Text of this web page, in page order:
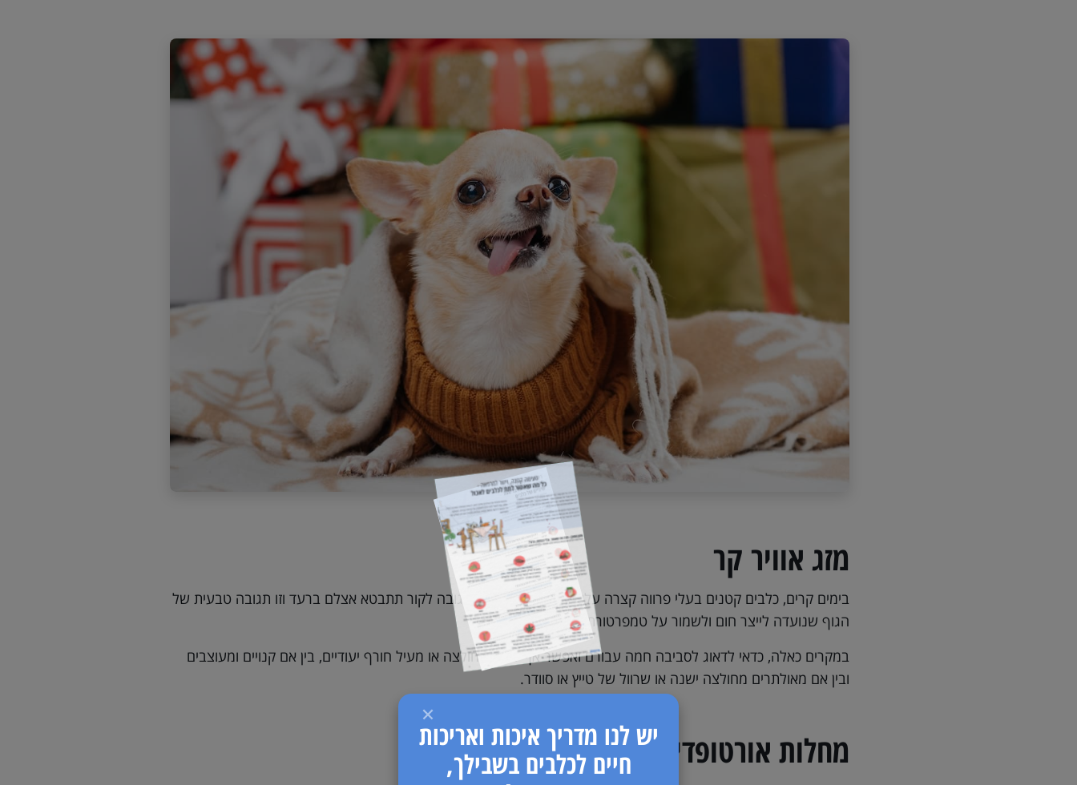
יש לנו מדריך איכות ואריכות
חיים לכלבים בשבילך,
מזג אוויר קר
בימים קרים, כלבים קטנים בעלי פרווה קצרה עלולים לחוש קור עז. התגובה לקור תתבטא אצלם ברעד וזו תגובה טבעית של
הגוף שנועדה לייצר חום ולשמור על טמפרטורת הגוף.
במקרים כאלה, כדאי לדאוג לסביבה חמה עבורם ואפשר אף לשקול חולצה או מעיל חורף יעודיים, בין אם קנויים ומעוצבים
ובין אם מאולתרים מחולצה ישנה או שרוול של טייץ או סוודר.
מחלות אורטופדיות